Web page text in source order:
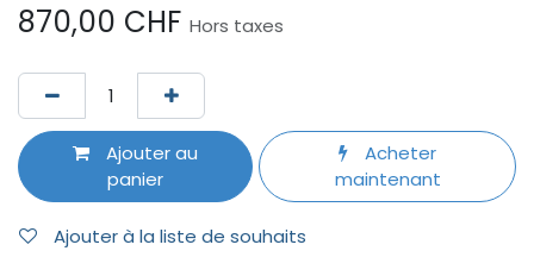
870,00 CHF Hors taxes
Ajouter au
panier
Acheter
maintenant
Ajouter à la liste de souhaits